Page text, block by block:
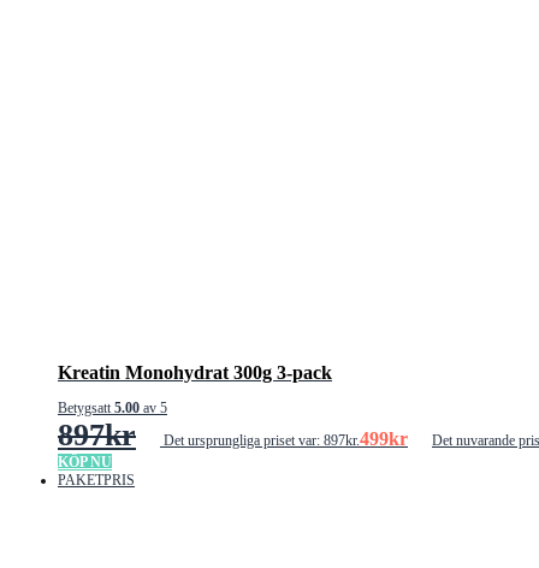
Kreatin Monohydrat 300g 3-pack
Betygsatt5.00 av 5
897kr Det ursprungliga priset var: 897kr.499kr
Det nuvarande
KÖP NU
PAKETPRIS